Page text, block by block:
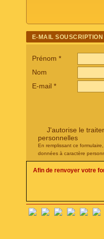
E-MAIL SOUSCRIPTION
Prénom *
Nom
E-mail *
J'autorise le
personnelles
En remplissant ce
données à caractère
Afin de renvoyer votre